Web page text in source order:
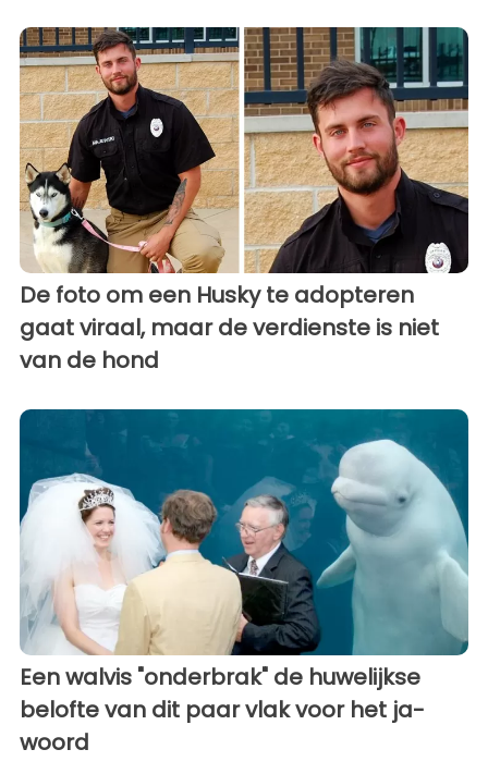
De foto om een ​​Husky te adopteren
gaat viraal, maar de verdienste is niet
van de hond
Een walvis "onderbrak" de huwelijkse
belofte van dit paar vlak voor het ja-
woord